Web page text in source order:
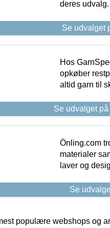
deres udvalg.
Se udvalget
Hos
opkøber
altid garn til
Se udvalget
Önling.com
materialer
laver og
Se
populære webshops og